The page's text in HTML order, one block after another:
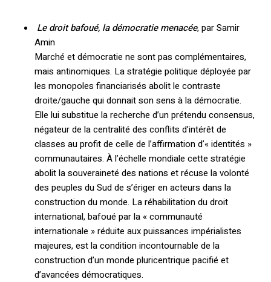
Le droit bafoué, la démocratie menacée, par Samir
Amin
Marché et démocratie ne sont pas complémentaires,
mais antinomiques. La stratégie politique déployée par
les monopoles financiarisés abolit le contraste
droite/gauche qui donnait son sens à la démocratie.
Elle lui substitue la recherche d’un prétendu consensus,
négateur de la centralité des conflits d’intérêt de
classes au profit de celle de l’affirmation d’« identités »
communautaires. À l’échelle mondiale cette stratégie
abolit la souveraineté des nations et récuse la volonté
des peuples du Sud de s’ériger en acteurs dans la
construction du monde. La réhabilitation du droit
international, bafoué par la « communauté
internationale » réduite aux puissances impérialistes
majeures, est la condition incontournable de la
construction d’un monde pluricentrique pacifié et
d’avancées démocratiques.